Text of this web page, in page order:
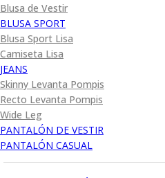
Blusa de Vestir
BLUSA SPORT
Blusa Sport Lisa
Camiseta Lisa
JEANS
Skinny Levanta Pompis
Recto Levanta Pompis
Wide Leg
PANTALÓN DE VESTIR
PANTALÓN CASUAL